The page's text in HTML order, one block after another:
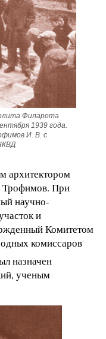
Филарета
1939 года.
И. В. с
архитектором
Трофимов. При
научно-
и
Комитетом
комиссаров
назначен
ученым